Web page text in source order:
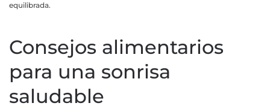
equilibrada.
Consejos alimentarios
para una sonrisa
saludable